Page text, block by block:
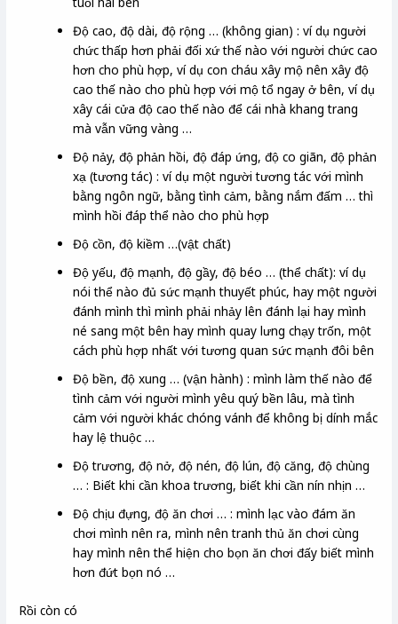
Độ cao, độ dài, độ rộng … (không gian) : ví dụ người
chức thấp hơn phải đối xứ thế nào với người chức cao
hơn cho phù hợp, ví dụ con cháu xây mộ nên xây độ
cao thế nào cho phù hợp với mộ tổ ngay ở bên, ví dụ
xây cái cửa độ cao thế nào để cái nhà khang trang
mà vẫn vững vàng …
Độ nảy, độ phản hồi, độ đáp ứng, độ co giãn, độ phản
xạ (tương tác) : ví dụ một người tương tác với mình
bằng ngôn ngữ, bằng tình cảm, bằng nắm đấm … thì
mình hồi đáp thể nào cho phù hợp
Độ cồn, độ kiềm …(vật chất)
Độ yếu, độ mạnh, độ gầy, độ béo … (thể chất): ví dụ
nói thể nào đủ sức mạnh thuyết phúc, hay một người
đánh mình thì mình phải nhảy lên đánh lại hay mình
né sang một bên hay mình quay lưng chạy trốn, một
cách phù hợp nhất với tương quan sức mạnh đôi bên
Độ bền, độ xung … (vận hành) : mình làm thế nào để
tình cảm với người mình yêu quý bền lâu, mà tình
cảm với người khác chóng vánh để không bị dính mắc
hay lệ thuộc …
Độ trương, độ nở, độ nén, độ lún, độ căng, độ chùng
… : Biết khi cần khoa trương, biết khi cần nín nhịn …
Độ chịu đựng, độ ăn chơi … : mình lạc vào đám ăn
chơi mình nên ra, mình nên tranh thủ ăn chơi cùng
hay mình nên thể hiện cho bọn ăn chơi đấy biết mình
hơn đứt bọn nó …
Rồi còn có